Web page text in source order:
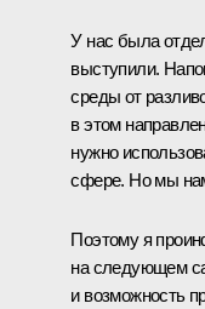
У нас была
выступили.
среды от
в этом
нужно
сфере. Но мы
Поэтому я
на следующем
и возможность